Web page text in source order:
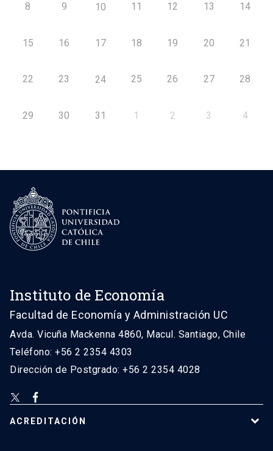
8 9 10 11 12 13 14
15 16 17 18 19 20 21
22 23 24 25 26 27 28
29 30 31 1 2 3 4
Instituto de Economía
Facultad de Economía y Administración UC
Avda. Vicuña Mackenna 4860, Macul. Santiago, Chile
Teléfono: +56 2 2354 4303
Dirección de Postgrado: +56 2 2354 4028
ACREDITACIÓN